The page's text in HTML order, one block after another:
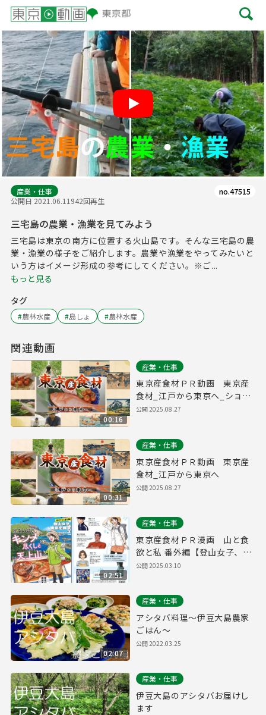
Play
産業・仕事
公開日 2021.06.11942回再生
no.47515
三宅島の農業・漁業を見てみよう
三宅島は東京の南方に位置する火山島です。そんな三宅島の農
業・漁業の様子をご紹介します。農業や漁業をやってみたいと
いう方はイメージ形成の参考にしてください。※ご...
もっと見る
タグ
#農林水産 #島しょ #農林水産
関連動画
00:16
産業・仕事
東京産食材ＰＲ動画 東京産
食材_江戸から東京へ_ショー
トバージョン
公開2025.08.27
00:31
産業・仕事
東京産食材ＰＲ動画 東京産
食材_江戸から東京へ
公開2025.08.27
02:51
産業・仕事
東京産食材ＰＲ漫画 山と食
欲と私 番外編【登山女子、東
京を食す】vol.3（水産物編）
公開2025.03.10
02:07
産業・仕事
アシタバ料理～伊豆大島農家
ごはん～
公開2022.03.25
産業・仕事
伊豆大島のアシタバお届けし
ます